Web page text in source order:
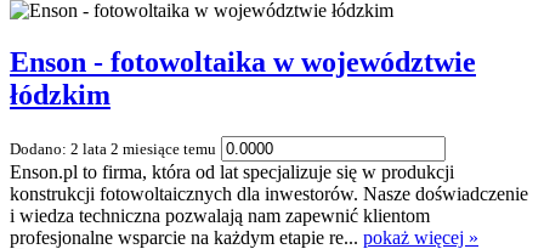
Enson - fotowoltaika w województwie
łódzkim
Dodano: 2 lata 2 miesiące temu
Enson.pl to firma, która od lat specjalizuje się w produkcji
konstrukcji fotowoltaicznych dla inwestorów. Nasze doświadczenie
i wiedza techniczna pozwalają nam zapewnić klientom
profesjonalne wsparcie na każdym etapie re... pokaż więcej »